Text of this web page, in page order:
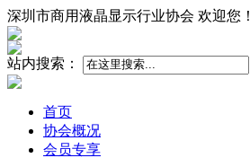
深圳市商用液晶显示行业协会 欢迎您！
站内搜索：
首页
协会概况
会员专享